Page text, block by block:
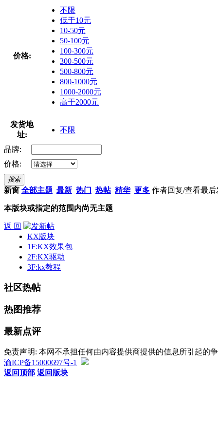
价格:
不限
低于10元
10-50元
50-100元
100-300元
300-500元
500-800元
800-1000元
1000-2000元
高于2000元
发货地
址:
不限
品牌:
价格:
搜索
新窗 全部主题 最新 热门 热帖 精华 更多 作者回复/查看最后
本版块或指定的范围内尚无主题
返 回
KX版块
1F:KX效果包
2F:KX驱动
3F:kx教程
社区热帖
热图推荐
最新点评
免责声明: 本网不承担任何由内容提供商提供的信息所引起的
渝ICP备15000697号-1
返回顶部 返回版块